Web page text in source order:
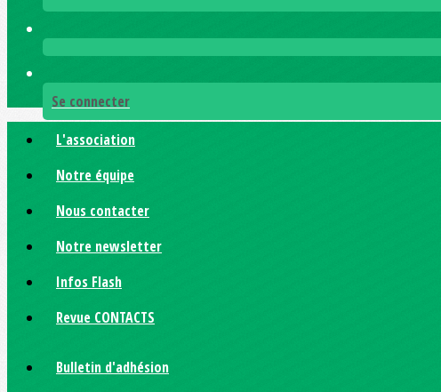
Se connecter
L'association
Notre équipe
Nous contacter
Notre newsletter
Infos Flash
Revue CONTACTS
Bulletin d'adhésion